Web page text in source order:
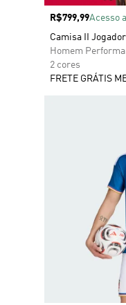
Preço
R$799,99Acesso
Camisa II
Homem
2 cores
FRETE GRÁTIS